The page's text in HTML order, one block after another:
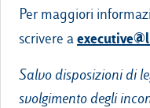
Per maggiori
scrivere a
Salvo disposizioni di
svolgimento degli